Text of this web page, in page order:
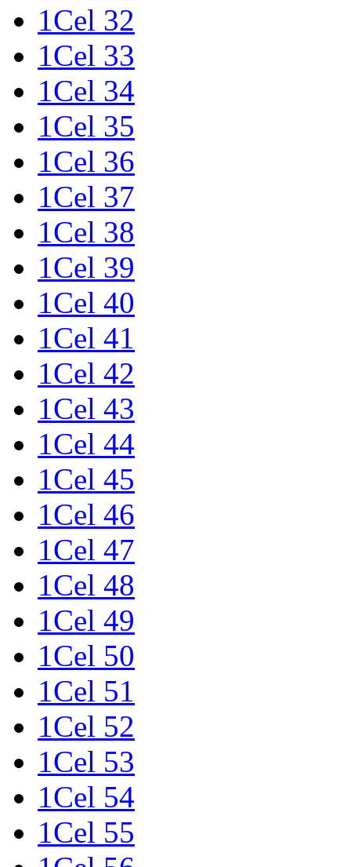
1Cel 32
1Cel 33
1Cel 34
1Cel 35
1Cel 36
1Cel 37
1Cel 38
1Cel 39
1Cel 40
1Cel 41
1Cel 42
1Cel 43
1Cel 44
1Cel 45
1Cel 46
1Cel 47
1Cel 48
1Cel 49
1Cel 50
1Cel 51
1Cel 52
1Cel 53
1Cel 54
1Cel 55